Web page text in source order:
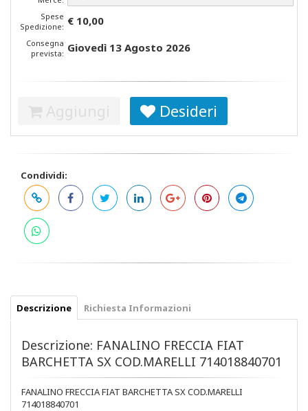
Spese
Spedizione: € 10,00
Consegna
prevista: Giovedì 13 Agosto 2026
Desideri
Condividi:
Descrizione Richiesta Informazioni
Descrizione: FANALINO FRECCIA FIAT
BARCHETTA SX COD.MARELLI 714018840701
FANALINO FRECCIA FIAT BARCHETTA SX COD.MARELLI
714018840701